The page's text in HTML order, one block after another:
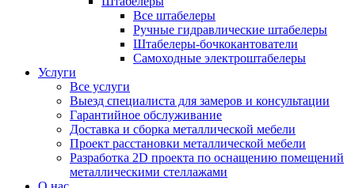
Все штабелеры
Ручные гидравлические штабелеры
Штабелеры-бочкокантователи
Самоходные электроштабелеры
Услуги
Все услуги
Выезд специалиста для замеров и консультации
Гарантийное обслуживание
Доставка и сборка металлической мебели
Проект расстановки металлической мебели
Разработка 2D проекта по оснащению помещений
металлическими стеллажами